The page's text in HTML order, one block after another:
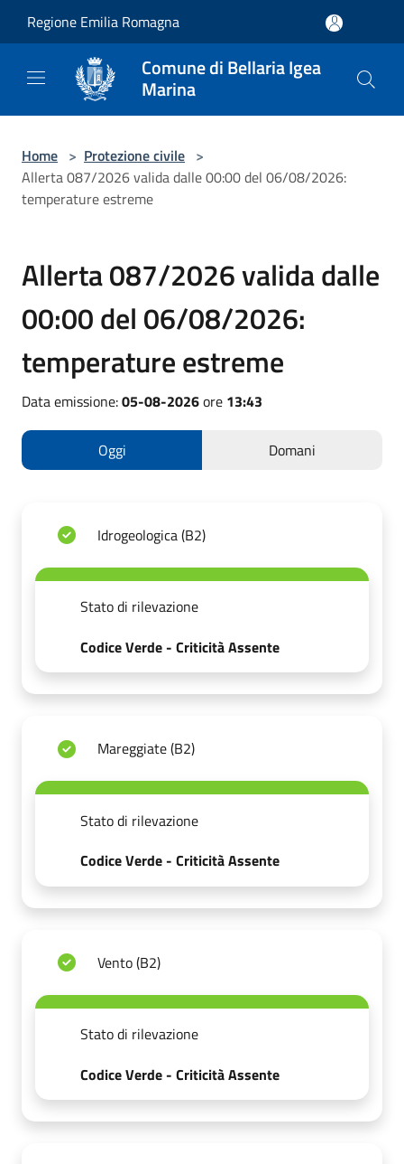
Regione Emilia Romagna
Comune di Bellaria Igea
Marina
Home > Protezione civile >
Allerta 087/2026 valida dalle 00:00 del 06/08/2026:
temperature estreme
Allerta 087/2026 valida dalle
00:00 del 06/08/2026:
temperature estreme
Data emissione:05-08-2026ore 13:43
Oggi Domani
Idrogeologica (B2)
Stato di rilevazione
Codice Verde - Criticità Assente
Mareggiate (B2)
Stato di rilevazione
Codice Verde - Criticità Assente
Vento (B2)
Stato di rilevazione
Codice Verde - Criticità Assente